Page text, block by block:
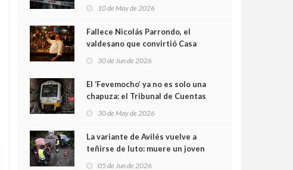
cámaras captan sus últimos
minutos
10 de May de 2026
Fallece Nicolás Parrondo, el
valdesano que convirtió Casa
30 de Jun de 2026
El ‘Fevemocho’ ya no es solo una
chapuza: el Tribunal de Cuentas
sobrecoste de los trenes que no
cabían por los túneles
30 de May de 2026
La variante de Avilés vuelve a
teñirse de luto: muere un joven
05 de Jun de 2026